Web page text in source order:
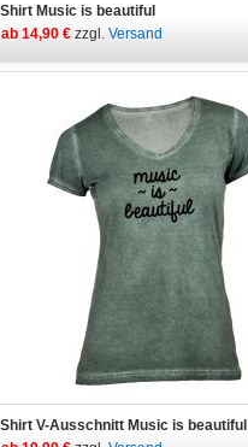
Music is beautiful
ab 14,90 € zzgl. Versand
V-Ausschnitt Music is beautiful